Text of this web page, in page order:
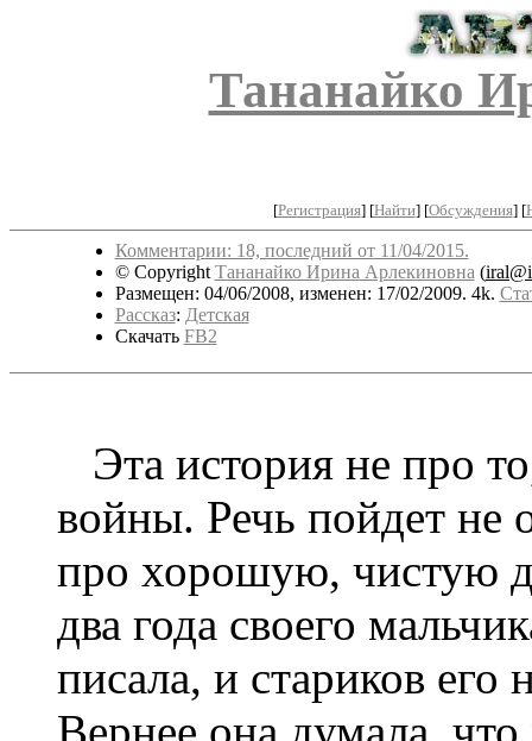
Тананайко
[Регистрация] [Найти] [Обсуждения] [
Комментарии: 18, последний от 11/04/2015.
© Copyright Тананайко Ирина Арлекиновна (
Размещен: 04/06/2008, изменен: 17/02/2009. 4k.
Рассказ: Детская
Скачать FB2
Эта история не про
войны. Речь пойдет не
про хорошую, чистую
два года своего
писала, и стариков его